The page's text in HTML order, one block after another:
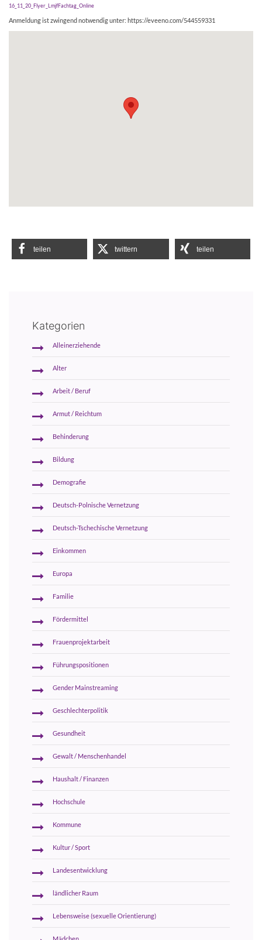
16_11_20_Flyer_LmjfFachtag_Online
Anmeldung ist zwingend notwendig unter: https://eveeno.com/544559331
teilen twittern teilen
Kategorien
Alleinerziehende
Alter
Arbeit / Beruf
Armut / Reichtum
Behinderung
Bildung
Demografie
Deutsch-Polnische Vernetzung
Deutsch-Tschechische Vernetzung
Einkommen
Europa
Familie
Fördermittel
Frauenprojektarbeit
Führungspositionen
Gender Mainstreaming
Geschlechterpolitik
Gesundheit
Gewalt / Menschenhandel
Haushalt / Finanzen
Hochschule
Kommune
Kultur / Sport
Landesentwicklung
ländlicher Raum
Lebensweise (sexuelle Orientierung)